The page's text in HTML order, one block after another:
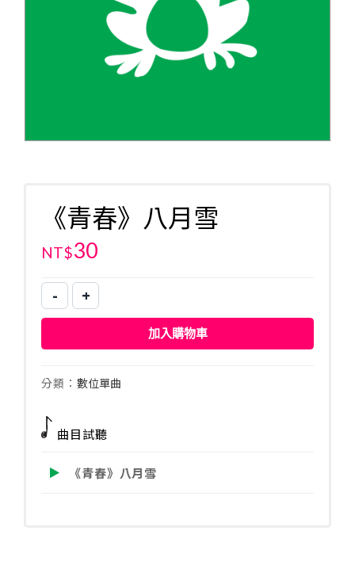
《青春》八月雪
NT$30
-
《青
春》
八
雪
量
+
加入購物車
分類： 數位單曲
曲目試聽
《青春》八月雪